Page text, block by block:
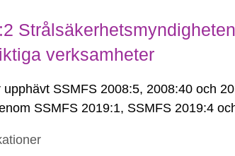
verksamheter
SSMFS 2008:5, 2008:40 och
SSMFS 2019:1, SSMFS 2019:4